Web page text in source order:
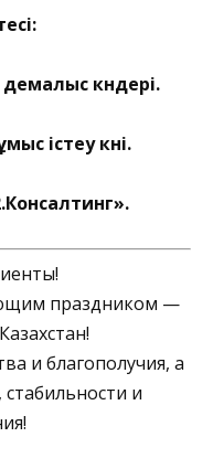
күндері.
істеу күні.
праздником —
и благополучия, а
и